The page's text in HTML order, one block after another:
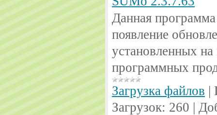
Данная программа
появление
установленных
программных
Загрузка файлов |
Загрузок: 260 |